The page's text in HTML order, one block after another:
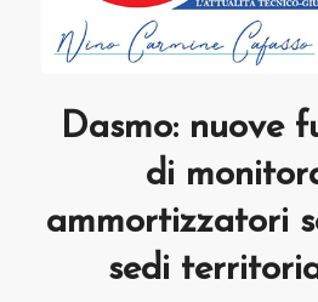
Dasmo: nuove
di
ammortizzatori
sedi